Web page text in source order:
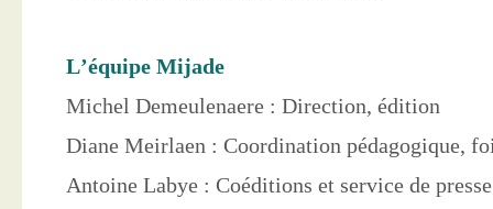
L’équipe Mijade
Michel Demeulenaere : Direction, édition
Diane Meirlaen : Coordination pédagogique,
Antoine Labye : Coéditions et service de